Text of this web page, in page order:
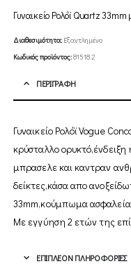
Γυναικείο Ρολόϊ Quartz
Διαθεσιμότητα: Εξαντλημένο
Κωδικός προϊόντος:81518.2
ΠΕΡΙΓΡΑΦΉ
Γυναικείο Ρολόϊ Vogue
κρύσταλλο
μπρασελε και καντραν
δείκτες,κάσα απο
33mm,κούμπωμα
Με εγγύηση 2 ετών της
ΕΠΙΠΛΈΟΝ ΠΛΗΡΟΦΟΡΊΕΣ